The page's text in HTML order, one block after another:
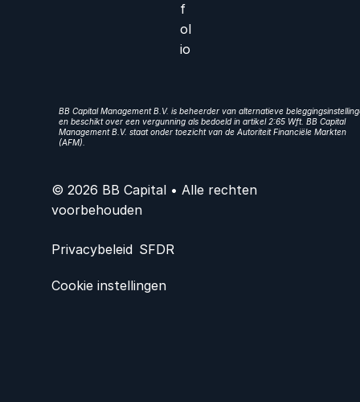
f
ol
io
BB Capital Management B.V. is beheerder van alternatieve
en beschikt over een vergunning als bedoeld in artikel 2:65 Wft. BB Capital
Management B.V. staat onder toezicht van de Autoriteit Financiële Markten
(AFM).
© 2026 BB Capital • Alle rechten
voorbehouden
Privacybeleid SFDR
Cookie instellingen